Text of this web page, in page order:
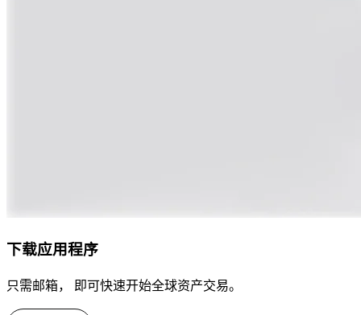
下载应用程序
只需邮箱， 即可快速开始全球资产交易。